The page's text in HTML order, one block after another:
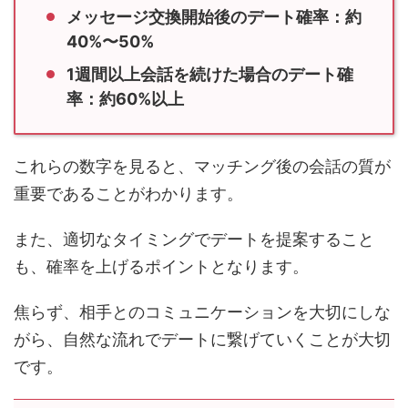
40%〜50%
1週間以上会話を続けた場合のデート確
率：約60%以上
これらの数字を見ると、マッチング後の会話の質が
重要であることがわかります。
も、確率を上げるポイントとなります。
がら、自然な流れでデートに繋げていくことが大切
です。
長期的な関係に発展する確率